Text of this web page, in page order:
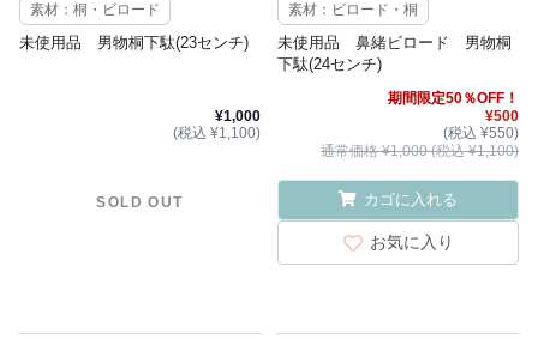
素材：桐・ビロード
未使用品 男物桐下駄(23センチ)
¥1,000
(税込 ¥1,100)
SOLD OUT
素材：ビロード・桐
未使用品 鼻緒ビロード 男物桐
下駄(24センチ)
期間限定50％OFF！
¥500
(税込 ¥550)
通常価格 ¥1,000 (税込 ¥1,100)
カゴに入れる
お気に入り